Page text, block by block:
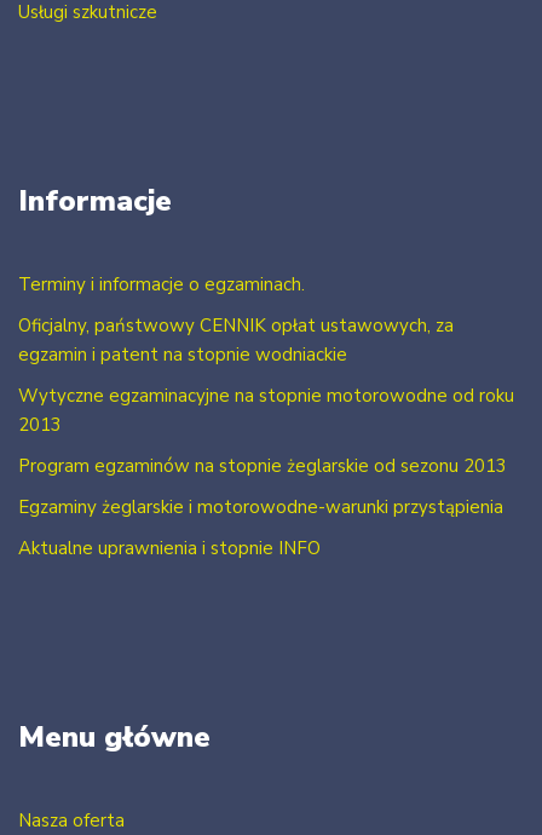
Usługi szkutnicze
Informacje
Terminy i informacje o egzaminach.
Oficjalny, państwowy CENNIK opłat ustawowych, za
egzamin i patent na stopnie wodniackie
Wytyczne egzaminacyjne na stopnie motorowodne od roku
2013
Program egzaminów na stopnie żeglarskie od sezonu 2013
Egzaminy żeglarskie i motorowodne-warunki przystąpienia
Aktualne uprawnienia i stopnie INFO
Menu główne
Nasza oferta